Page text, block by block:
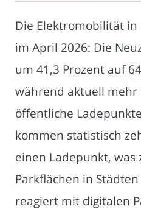
Die Elektromobilität
im April 2026: Die
um 41,3 Prozent auf
während aktuell mehr
öffentliche
kommen statistisch
einen Ladepunkt, was
Parkflächen in
reagiert mit digitalen